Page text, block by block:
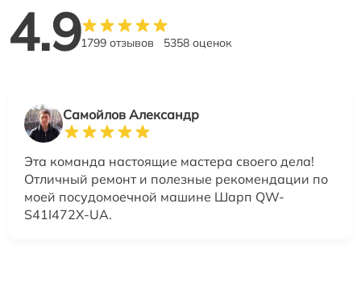
4.91799 отзывов 5358 оценок
Самойлов Александр
Эта команда настоящие мастера своего дела!
Отличный ремонт и полезные рекомендации по
моей посудомоечной машине Шарп QW-
S41I472X-UA.